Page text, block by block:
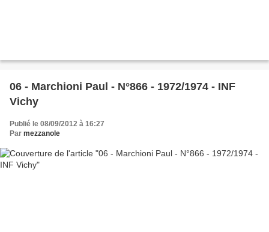
06 - Marchioni Paul - N°866 - 1972/1974 - INF
Vichy
Publié le 08/09/2012 à 16:27
Par mezzanole